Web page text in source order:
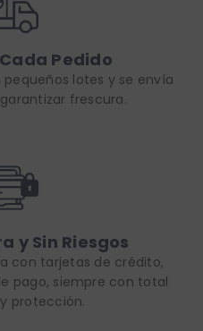
Pedido
lotes y se envía
frescura.
y Sin Riesgos
con tarjetas de crédito,
pago, siempre con total
protección.